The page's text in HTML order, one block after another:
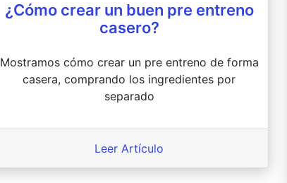
¿Cómo crear un buen pre entreno
casero?
Mostramos cómo crear un pre entreno de forma
casera, comprando los ingredientes por
separado
Leer Artículo